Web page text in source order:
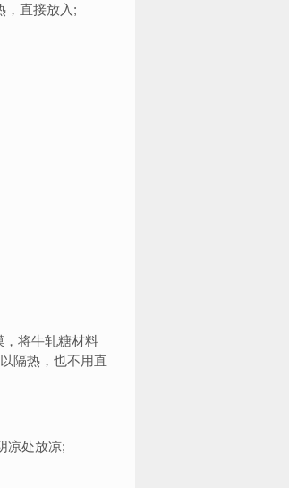
，直接放入;
将牛轧糖材料
隔热，也不用直
凉处放凉;